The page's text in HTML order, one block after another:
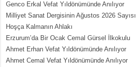
İçerdeki Put Dışardaki Maskeler...
Genco Erkal Vefat Yıldönümünde Anılıyor
Milliyet Sanat Dergisinin Ağustos 2026 Sayısı
Hoşça Kalmanın Ahlakı
Erzurum’da Bir Ocak Cemal Gürsel İlkokulu
Ahmet Erhan Vefat Yıldönümünde Anılıyor
Ahmet Cemal Vefat Yıldönümünde Anılıyor